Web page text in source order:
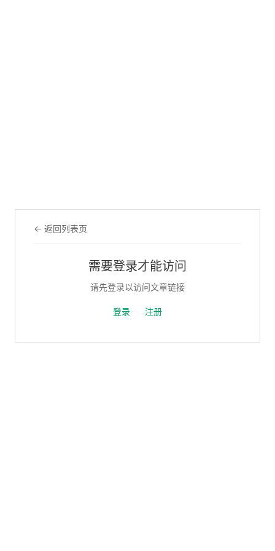
← 返回列表页
需要登录才能访问
请先登录以访问文章链接
登录 注册